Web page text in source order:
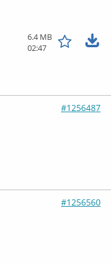
6.4 MB
02:47
#1256487
#1256560